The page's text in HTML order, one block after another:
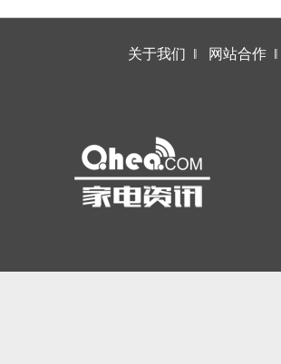
关于我们 ‖ 网站合作 ‖